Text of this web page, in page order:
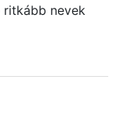
ritkább nevek